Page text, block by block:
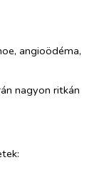
angioödéma,
nagyon ritkán